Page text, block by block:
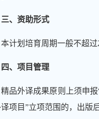
三、资助形式
本计划 培育周期一般不超过
四、项目管理
精品外译成果原则上须申报
项目”立项范围的，出版